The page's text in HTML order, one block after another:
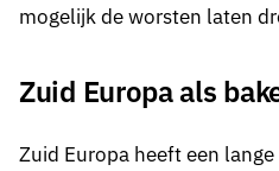
mogelijk de worsten laten
Zuid Europa als
Zuid Europa heeft een